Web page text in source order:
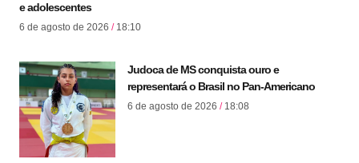
e adolescentes
6 de agosto de 2026 18:10
Judoca de MS conquista ouro e
representará o Brasil no Pan-Americano
6 de agosto de 2026 18:08